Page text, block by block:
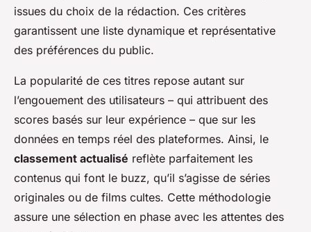
issues du choix de la rédaction. Ces critères
garantissent une liste dynamique et représentative
des préférences du public.
La popularité de ces titres repose autant sur
l’engouement des utilisateurs – qui attribuent des
scores basés sur leur expérience – que sur les
données en temps réel des plateformes. Ainsi, le
classement actualisé reflète parfaitement les
contenus qui font le buzz, qu’il s’agisse de séries
originales ou de films cultes. Cette méthodologie
assure une sélection en phase avec les attentes des